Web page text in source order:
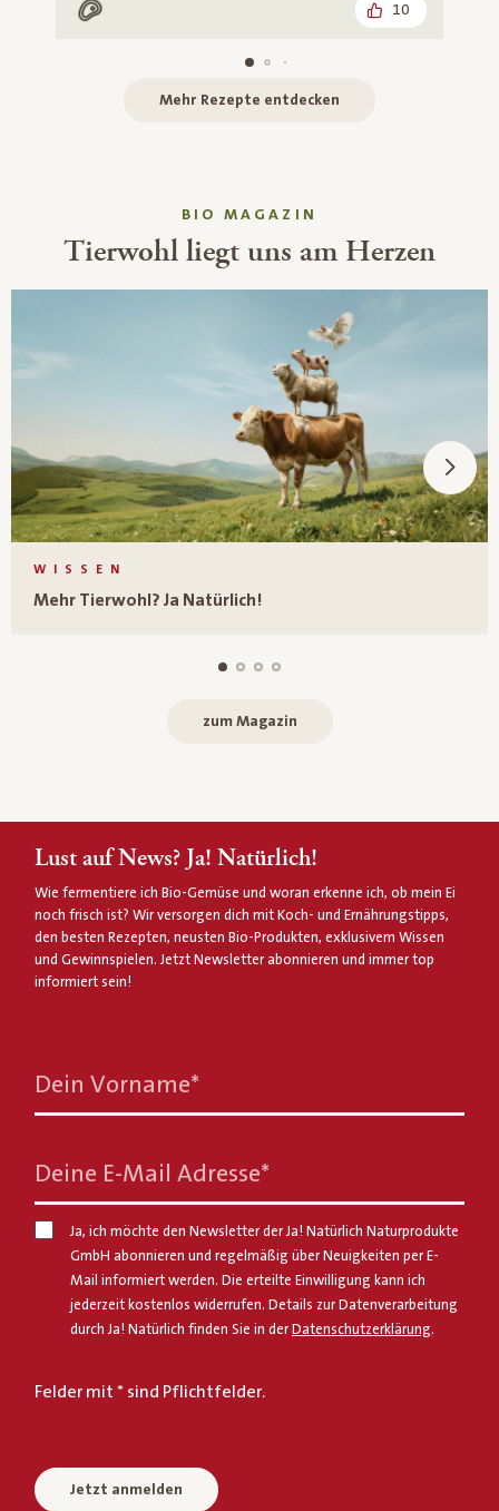
Mit Fleisch 10
Mehr Rezepte entdecken
BIO MAGAZIN
Tierwohl liegt uns am Herzen
WISSEN
Mehr Tierwohl? Ja Natürlich!
zum Magazin
Lust auf News? Ja! Natürlich!
Wie fermentiere ich Bio-Gemüse und woran erkenne ich, ob mein Ei
noch frisch ist? Wir versorgen dich mit Koch- und Ernährungstipps,
den besten Rezepten, neusten Bio-Produkten, exklusivem Wissen
und Gewinnspielen. Jetzt Newsletter abonnieren und immer top
informiert sein!
Dein Vorname*
Deine E-Mail Adresse*
Ja, ich möchte den Newsletter der Ja! Natürlich Naturprodukte
GmbH abonnieren und regelmäßig über Neuigkeiten per E-
Mail informiert werden. Die erteilte Einwilligung kann ich
jederzeit kostenlos widerrufen. Details zur Datenverarbeitung
durch Ja! Natürlich finden Sie in der Datenschutzerklärung.
Felder mit * sind Pflichtfelder.
Jetzt anmelden